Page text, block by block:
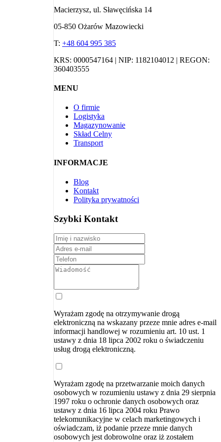
Macierzysz, ul. Sławęcińska 14
05-850 Ożarów Mazowiecki
T: +48 604 995 385
KRS: 0000547164 | NIP: 1182104012 | REGON:
360403555
MENU
O firmie
Logistyka
Magazynowanie
Skład Celny
Transport
INFORMACJE
Blog
Kontakt
Polityka prywatności
Szybki Kontakt
Wyrażam zgodę na otrzymywanie drogą
elektroniczną na wskazany przeze mnie adres e-mail
informacji handlowej w rozumieniu art. 10 ust. 1
ustawy z dnia 18 lipca 2002 roku o świadczeniu
usług drogą elektroniczną.
Wyrażam zgodę na przetwarzanie moich danych
osobowych w rozumieniu ustawy z dnia 29 sierpnia
1997 roku o ochronie danych osobowych oraz
ustawy z dnia 16 lipca 2004 roku Prawo
telekomunikacyjne w celach marketingowych i
oświadczam, iż podanie przeze mnie danych
osobowych jest dobrowolne oraz iż zostałem